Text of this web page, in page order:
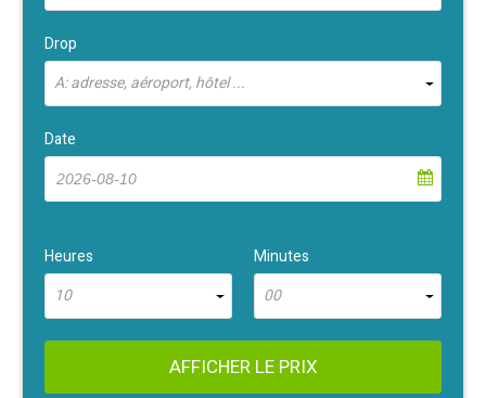
Drop
À: adresse, aéroport, hôtel ...
Date
Heures
10
Minutes
00
AFFICHER LE PRIX